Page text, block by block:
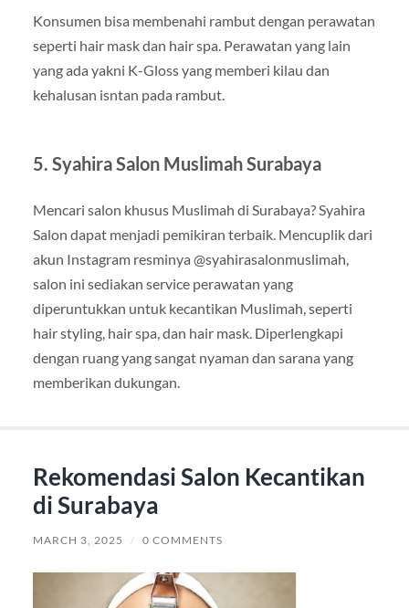
Konsumen bisa membenahi rambut dengan perawatan
seperti hair mask dan hair spa. Perawatan yang lain
yang ada yakni K-Gloss yang memberi kilau dan
kehalusan isntan pada rambut.
5. Syahira Salon Muslimah Surabaya
Mencari salon khusus Muslimah di Surabaya? Syahira
Salon dapat menjadi pemikiran terbaik. Mencuplik dari
akun Instagram resminya @syahirasalonmuslimah,
salon ini sediakan service perawatan yang
diperuntukkan untuk kecantikan Muslimah, seperti
hair styling, hair spa, dan hair mask. Diperlengkapi
dengan ruang yang sangat nyaman dan sarana yang
memberikan dukungan.
Rekomendasi Salon Kecantikan
di Surabaya
MARCH 3, 2025 / 0 COMMENTS